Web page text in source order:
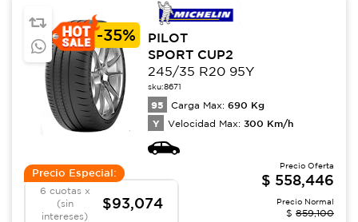
-35%
PILOT
SPORT CUP2
245/35 R20 95Y
sku:8671
95 Carga Max: 690 Kg
Y Velocidad Max: 300 Km/h
Precio Especial:
6 cuotas x
(sin
intereses)
$93,074
Precio Oferta
$ 558,446
Precio Normal
$ 859,100